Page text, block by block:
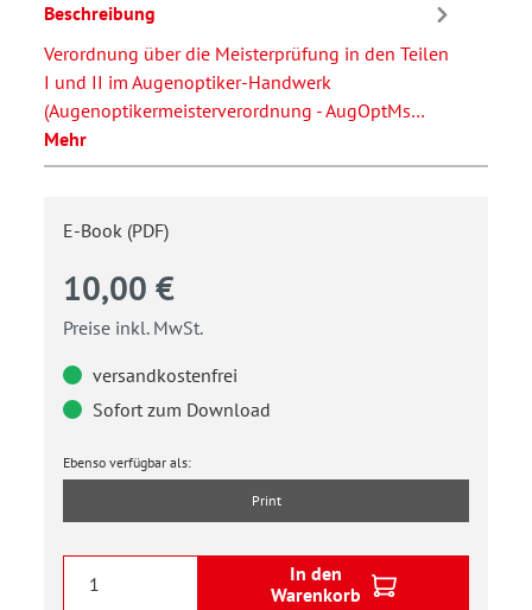
Beschreibung
Verordnung über die Meisterprüfung in den Teilen
I und II im Augenoptiker-Handwerk
(Augenoptikermeisterverordnung - AugOptMs…
Mehr
E-Book (PDF)
10,00 €
Preise inkl. MwSt.
versandkostenfrei
Sofort zum Download
Ebenso verfügbar als:
Print
In den
Warenkorb